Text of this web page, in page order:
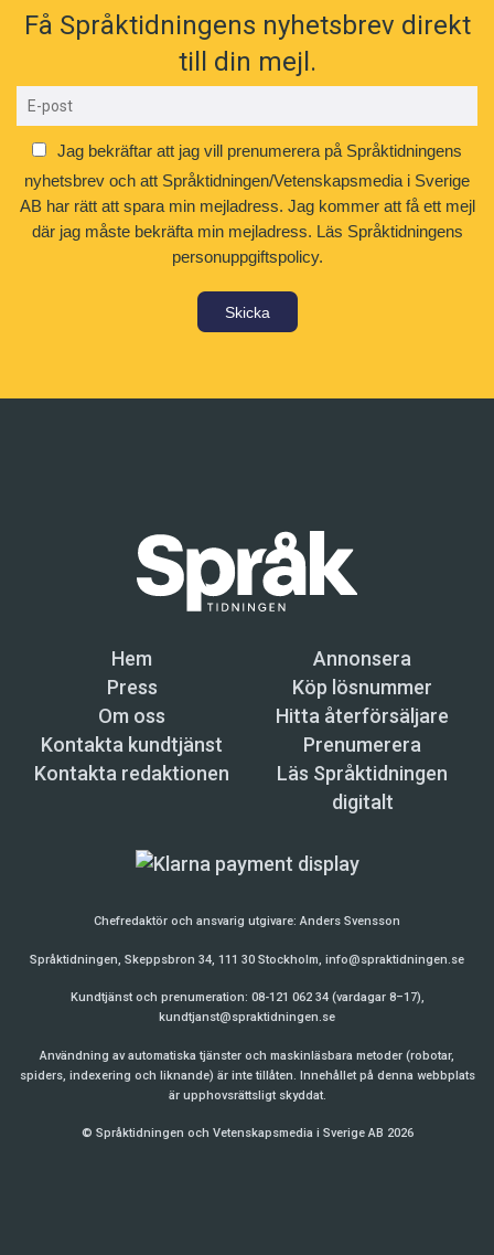
Få Språktidningens nyhetsbrev direkt
till din mejl.
Jag bekräftar att jag vill prenumerera på Språktidningens
nyhetsbrev och att Språktidningen/Vetenskapsmedia i Sverige
AB har rätt att spara min mejladress. Jag kommer att få ett mejl
där jag måste bekräfta min mejladress. Läs Språktidningens
personuppgiftspolicy.
Skicka
Hem
Annonsera
Press
Köp lösnummer
Om oss
Hitta återförsäljare
Kontakta kundtjänst
Prenumerera
Kontakta redaktionen
Läs Språktidningen
digitalt
Chefredaktör och ansvarig utgivare:Anders Svensson
Språktidningen, Skeppsbron 34, 111 30 Stockholm, info@spraktidningen.se
Kundtjänst och prenumeration: 08-121 062 34 (vardagar 8–17),
kundtjanst@spraktidningen.se
Användning av automatiska tjänster och maskinläsbara metoder (robotar,
spiders, indexering och liknande) är inte tillåten. Innehållet på denna webbplats
är upphovsrättsligt skyddat.
© Språktidningen och Vetenskapsmedia i Sverige AB 2026